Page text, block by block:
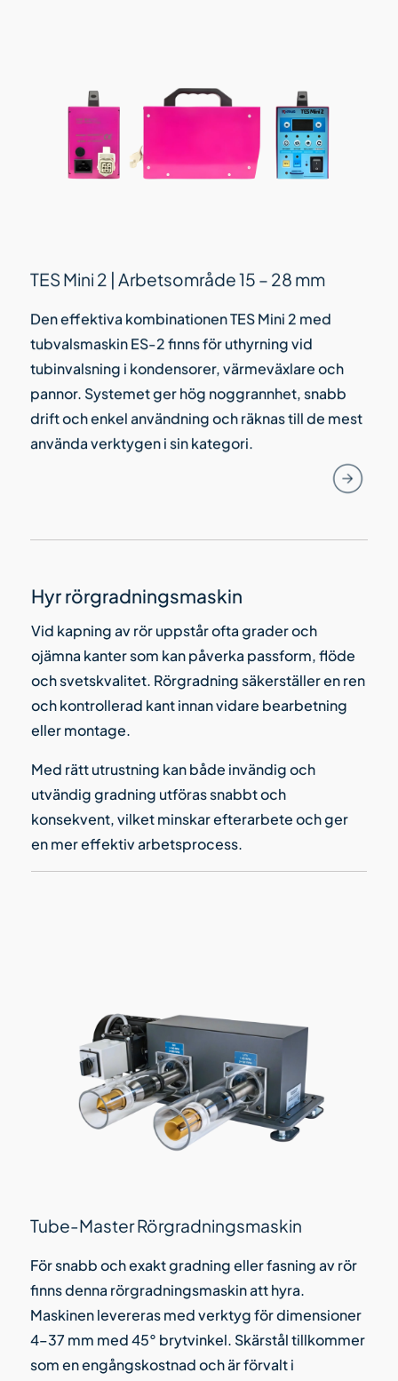
TES Mini 2 | Arbetsområde 15 – 28 mm
Den effektiva kombinationen TES Mini 2 med
tubvalsmaskin ES-2 finns för uthyrning vid
tubinvalsning i kondensorer, värmeväxlare och
pannor. Systemet ger hög noggrannhet, snabb
drift och enkel användning och räknas till de mest
använda verktygen i sin kategori.
Hyr rörgradningsmaskin
Vid kapning av rör uppstår ofta grader och
ojämna kanter som kan påverka passform, flöde
och svetskvalitet. Rörgradning säkerställer en ren
och kontrollerad kant innan vidare bearbetning
eller montage.
Med rätt utrustning kan både invändig och
utvändig gradning utföras snabbt och
konsekvent, vilket minskar efterarbete och ger
en mer effektiv arbetsprocess.
Tube-Master Rörgradningsmaskin
För snabb och exakt gradning eller fasning av rör
finns denna rörgradningsmaskin att hyra.
Maskinen levereras med verktyg för dimensioner
4–37 mm med 45° brytvinkel. Skärstål tillkommer
som en engångskostnad och är förvalt i